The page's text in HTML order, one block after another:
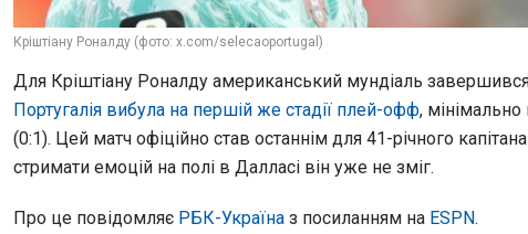
Кріштіану Роналду (фото: x.com/selecaoportugal)
Для Кріштіану Роналду американський мундіаль
Португалія вибула на першій же стадії плей-офф, мінімально
(0:1). Цей матч офіційно став останнім для 41-річного капітана
стримати емоцій на полі в Далласі він уже не зміг.
Про це повідомляє РБК-Україна з посиланням на ESPN.